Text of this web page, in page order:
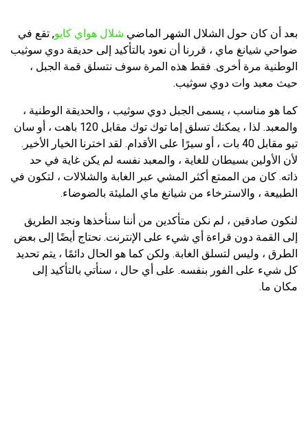
بعد أن كان حول الشلال الشهر الماضي شلال هواي كايو, تقع في
ضواحي شيانغ ماي ، قررنا أن نعود بالتأكيد إلى حديقة دوي سوثيب
الوطنية مرة أخرى. فقط هذه المرة سوف نتسلق قمة الجبل ،
حيث معبد وات دوي سوثيب.
كما هو مناسب ، يسمى الجبل دوي سوثيب ، والحديقة الوطنية ،
والمعبد. لذا ، يمكنك تسلق إما توك توك مقابل 120 باهت ، أو سان
تيو مقابل 40 بات ، أو سيرًا على الأقدام. لقد اخترنا الخيار الأخير.
لأن الأولين بسيطان للغاية ، والمعبد نفسه لم يكن غاية في حد
ذاته. كان من الممتع أكثر المشي عبر الغابة والشلالات ، لتكون في
الطبيعة ، والاسترخاء من شيانغ ماي المليئة بالضوضاء.
لنكون صادقين ، لم نكن متأكدين من أننا سنأخذها ونجد الطريق
إلى القمة دون قراءة أي شيء على الإنترنت. نحتاج أيضًا إلى بعض
الطرق ، وليس لتسلق الغابة. ولكن كما هو الحال دائمًا ، يتم تحديد
كل شيء على الفور بنفسه. على أي حال ، سنأتي بالتأكيد إلى
مكان ما.